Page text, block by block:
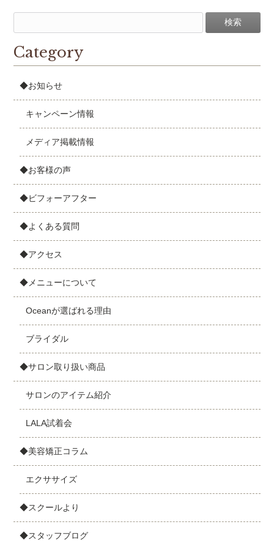
Category
◆お知らせ
キャンペーン情報
メディア掲載情報
◆お客様の声
◆ビフォーアフター
◆よくある質問
◆アクセス
◆メニューについて
Oceanが選ばれる理由
ブライダル
◆サロン取り扱い商品
サロンのアイテム紹介
LALA試着会
◆美容矯正コラム
エクササイズ
◆スクールより
◆スタッフブログ